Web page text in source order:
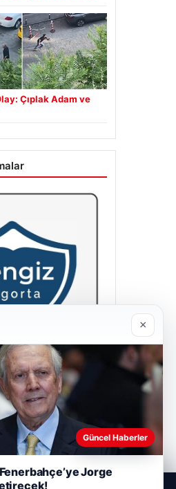
Çıplak Adam ve
×
Güncel Haberler
Jorge